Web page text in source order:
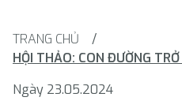
TRANG CHỦ
/
Ngày 23.05.2024